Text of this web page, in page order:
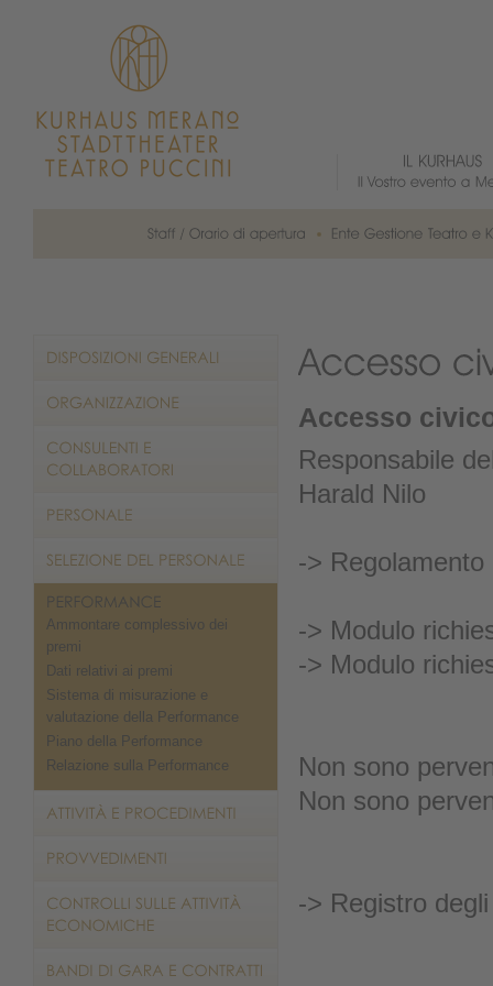
Ammontare complessivo dei
premi
Dati relativi ai premi
Sistema di misurazione e
valutazione della Performance
Piano della Performance
Relazione sulla Performance
Accesso
Responsabile
Harald Nilo
->
-> Modulo
-> Modulo
Non sono
Non sono
-> Registro